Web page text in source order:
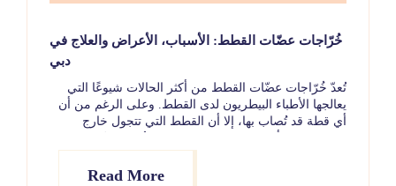
خُرّاجات عضّات القطط: الأسباب، الأعراض والعلاج في
دبي
تُعدّ خُرّاجات عضّات القطط من أكثر الحالات شيوعًا التي
يعالجها الأطباء البيطريون لدى القطط. وعلى الرغم من أن
أي قطة قد تُصاب بها، إلا أن القطط التي تتجول خارج
عندما تخترق البكتيريا الموجودة في أسنان قطة أخرى طبقة
الجلد عبر جرح ناتج عن عضّة أثناء شجار بين القطط.
Read More